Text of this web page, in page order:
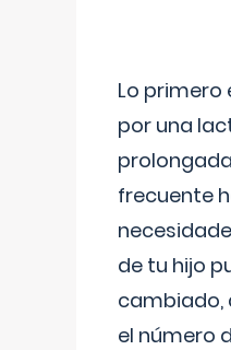
Lo
por una
frecuente
de tu hijo
cambiado,
el número